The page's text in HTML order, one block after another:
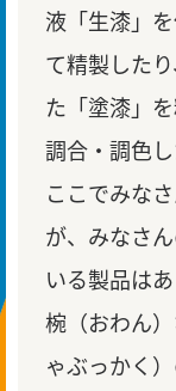
液「生漆」
て精製した
た「塗漆」
調合・調色し
ここでみな
が、みなさ
いる製品は
椀（おわん
ゃぶっかく